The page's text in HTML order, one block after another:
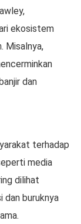
ekosistem
Misalnya,
dan
terhadap
media
dilihat
dan buruknya